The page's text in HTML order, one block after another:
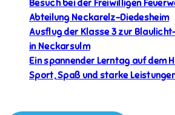
Besuch bei der Freiwilligen
Abteilung Neckarelz-Diedesheim
Ausflug der Klasse 3 zur
in Neckarsulm
Ein spannender Lerntag auf dem
Sport, Spaß und starke